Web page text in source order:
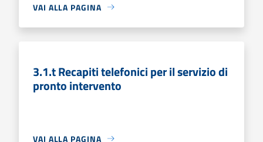
VAI ALLA PAGINA
3.1.t Recapiti telefonici per il servizio di
pronto intervento
VAI ALLA PAGINA